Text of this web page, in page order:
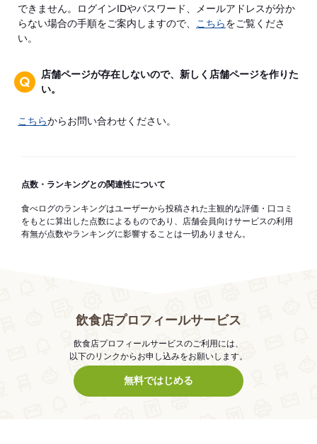
できません。ログインIDやパスワード、メールアドレスが分か
らない場合の手順をご案内しますので、
こちらをご覧くださ
い。
店舗ページが存在しないので、新しく店舗ページを作りた
い。
こちらからお問い合わせください。
点数・ランキングとの関連性について
食べログのランキングはユーザーから投稿された主観的な評価・口コミ
をもとに算出した点数によるものであり、店舗会員向けサービスの利用
有無が点数やランキングに影響することは一切ありません。
飲食店プロフィールサービス
飲食店プロフィールサービスのご利用には、
以下のリンクからお申し込みをお願いします。
無料ではじめる